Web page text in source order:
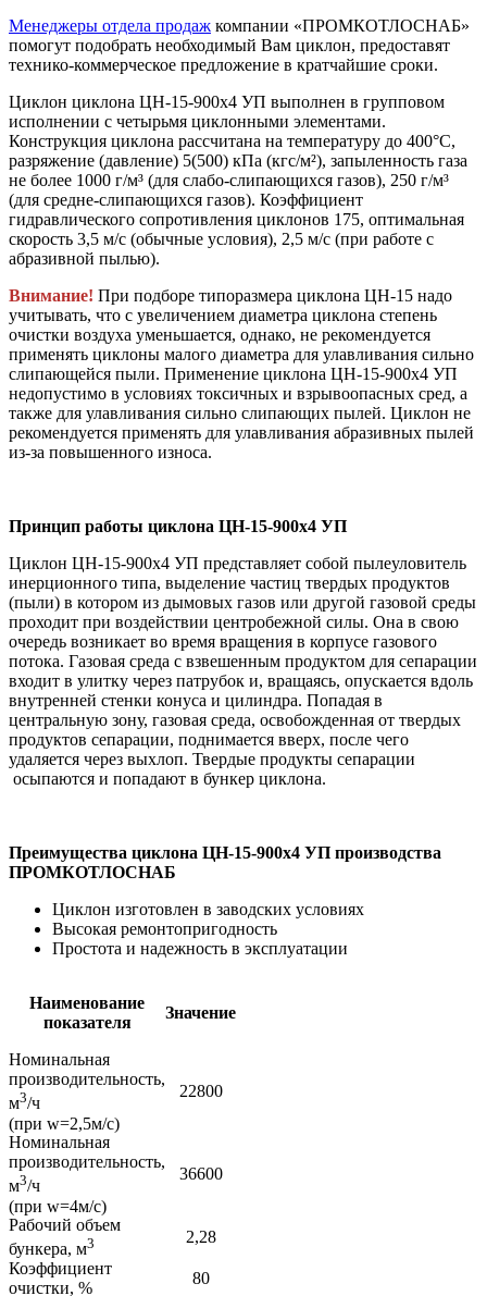
Менеджеры отдела продаж компании «ПРОМКОТЛОСНАБ»
помогут подобрать необходимый Вам циклон, предоставят
технико-коммерческое предложение в кратчайшие сроки.
Циклон циклона ЦН-15-900х4 УП выполнен в групповом
исполнении с четырьмя циклонными элементами.
Конструкция циклона рассчитана на температуру до 400°С,
разряжение (давление) 5(500) кПа (кгс/м²), запыленность газа
не более 1000 г/м³ (для слабо-слипающихся газов), 250 г/м³
(для средне-слипающихся газов). Коэффициент
гидравлического сопротивления циклонов 175, оптимальная
скорость 3,5 м/с (обычные условия), 2,5 м/с (при работе с
абразивной пылью).
Внимание! При подборе типоразмера циклона ЦН-15 надо
учитывать, что с увеличением диаметра циклона степень
очистки воздуха уменьшается, однако, не рекомендуется
применять циклоны малого диаметра для улавливания сильно
слипающейся пыли. Применение циклона ЦН-15-900х4 УП
недопустимо в условиях токсичных и взрывоопасных сред, а
также для улавливания сильно слипающих пылей. Циклон не
рекомендуется применять для улавливания абразивных пылей
из-за повышенного износа.
Принцип работы циклона ЦН-15-900х4 УП
Циклон ЦН-15-900х4 УП представляет собой пылеуловитель
инерционного типа, выделение частиц твердых продуктов
(пыли) в котором из дымовых газов или другой газовой среды
проходит при воздействии центробежной силы. Она в свою
очередь возникает во время вращения в корпусе газового
потока. Газовая среда с взвешенным продуктом для сепарации
входит в улитку через патрубок и, вращаясь, опускается вдоль
внутренней стенки конуса и цилиндра. Попадая в
центральную зону, газовая среда, освобожденная от твердых
продуктов сепарации, поднимается вверх, после чего
удаляется через выхлоп. Твердые продукты сепарации
осыпаются и попадают в бункер циклона.
Преимущества циклона ЦН-15-900х4 УП производства
ПРОМКОТЛОСНАБ
Циклон изготовлен в заводских условиях
Высокая ремонтопригодность
Простота и надежность в эксплуатации
Наименование
показателя
Значение
Номинальная
производительность,
м3/ч
(при w=2,5м/с)
22800
Номинальная
производительность,
м3/ч
(при w=4м/с)
36600
Рабочий объем
бункера, м3
2,28
Коэффициент
очистки, %
80